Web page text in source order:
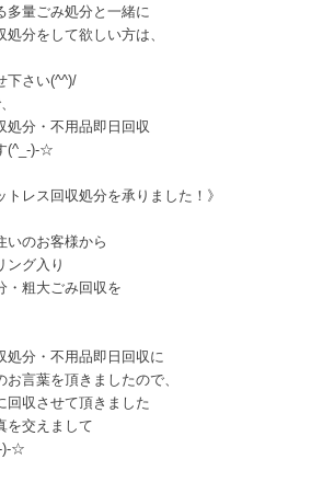
多量ごみ処分と一緒に
分をして欲しい方は、
下さい(^^)/
処分・不用品即日回収
(^_-)-☆
トレス回収処分を承りました！》
いのお客様から
ング入り
・粗大ごみ回収を
処分・不用品即日回収に
言葉を頂きましたので、
回収させて頂きました
を交えまして
)-☆